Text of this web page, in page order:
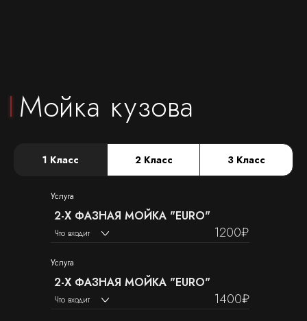
1 Класс 2 Класс 3 Класс
Услуга
2-Х ФАЗНАЯ МОЙКА "EURO"
1200₽
Что входит
Услуга
2-Х ФАЗНАЯ МОЙКА "EURO"
1400₽
Что входит